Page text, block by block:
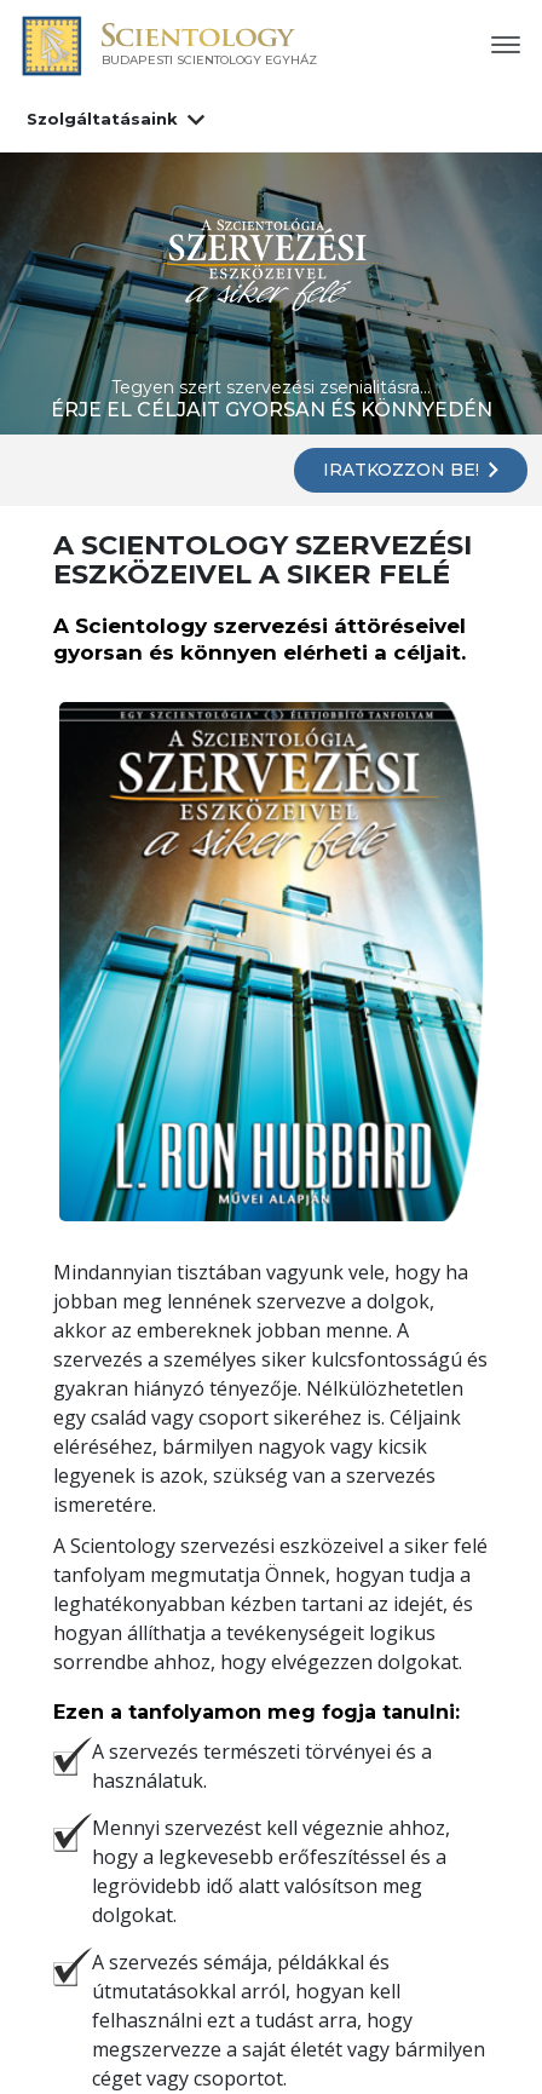
BUDAPESTI SCIENTOLOGY EGYHÁZ
Szolgáltatásaink
Tegyen szert szervezési zsenialitásra...
ÉRJE EL CÉLJAIT GYORSAN ÉS KÖNNYEDÉN
IRATKOZZON BE!
A SCIENTOLOGY SZERVEZÉSI
ESZKÖZEIVEL A SIKER FELÉ
A Scientology szervezési áttöréseivel
gyorsan és könnyen elérheti a céljait.
Mindannyian tisztában vagyunk vele, hogy ha
jobban meg lennének szervezve a dolgok,
akkor az embereknek jobban menne. A
szervezés a személyes siker kulcsfontosságú és
gyakran hiányzó tényezője. Nélkülözhetetlen
egy család vagy csoport sikeréhez is. Céljaink
eléréséhez, bármilyen nagyok vagy kicsik
legyenek is azok, szükség van a szervezés
ismeretére.
A Scientology szervezési eszközeivel a siker felé
tanfolyam megmutatja Önnek, hogyan tudja a
leghatékonyabban kézben tartani az idejét, és
hogyan állíthatja a tevékenységeit logikus
sorrendbe ahhoz, hogy elvégezzen dolgokat.
Ezen a tanfolyamon meg fogja tanulni:
A szervezés természeti törvényei és a
használatuk.
Mennyi szervezést kell végeznie ahhoz,
hogy a legkevesebb erőfeszítéssel és a
legrövidebb idő alatt valósítson meg
dolgokat.
A szervezés sémája, példákkal és
útmutatásokkal arról, hogyan kell
felhasználni ezt a tudást arra, hogy
megszervezze a saját életét vagy bármilyen
céget vagy csoportot.